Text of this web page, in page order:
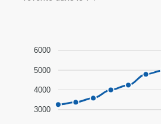
6000
5000
4000
3000